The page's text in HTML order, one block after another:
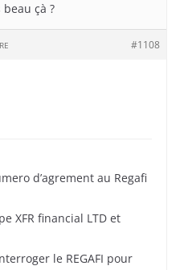
çà ?
#1108
d’agrement au Regafi
XFR financial LTD et
le REGAFI pour